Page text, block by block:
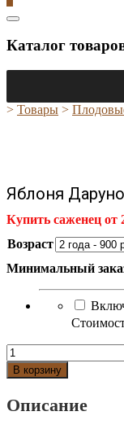
Catalog
Каталог
> Товары >
Яблоня
Купить саженец от
Возраст
Минимальный
Количество
Яблоня
Дарунок
В корзину
Описание